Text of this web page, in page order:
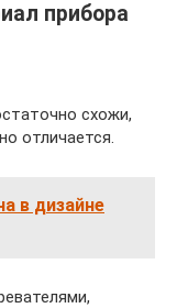
прибора
схожи,
отличается.
в дизайне